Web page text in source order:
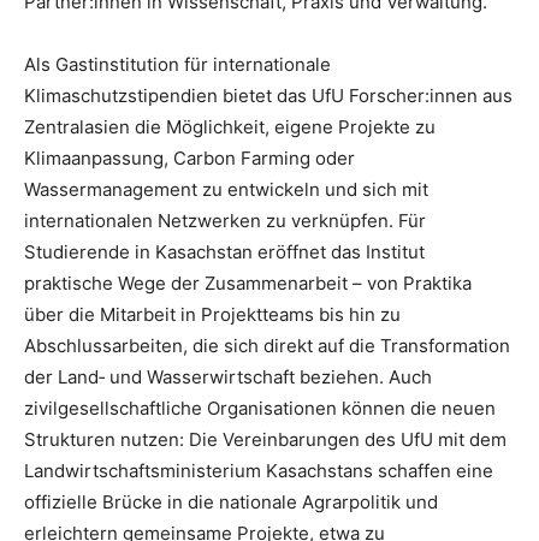
Als Gastinstitution für internationale
Klimaschutzstipendien bietet das UfU Forscher:innen aus
Zentralasien die Möglichkeit, eigene Projekte zu
Klimaanpassung, Carbon Farming oder
Wassermanagement zu entwickeln und sich mit
internationalen Netzwerken zu verknüpfen. Für
Studierende in Kasachstan eröffnet das Institut
praktische Wege der Zusammenarbeit – von Praktika
über die Mitarbeit in Projektteams bis hin zu
Abschlussarbeiten, die sich direkt auf die Transformation
der Land‑ und Wasserwirtschaft beziehen. Auch
zivilgesellschaftliche Organisationen können die neuen
Strukturen nutzen: Die Vereinbarungen des UfU mit dem
Landwirtschaftsministerium Kasachstans schaffen eine
offizielle Brücke in die nationale Agrarpolitik und
erleichtern gemeinsame Projekte, etwa zu